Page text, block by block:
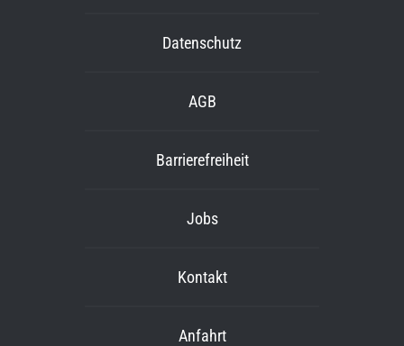
Datenschutz
AGB
Barrierefreiheit
Jobs
Kontakt
Anfahrt